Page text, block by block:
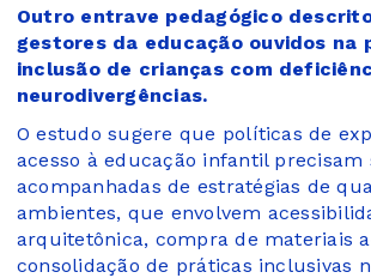
Outro entrave pedagógico
gestores da educação ouvidos na
inclusão de crianças com
neurodivergências.
O estudo sugere que políticas de
acesso à educação infantil precisam
acompanhadas de estratégias de
ambientes, que envolvem
arquitetônica, compra de materiais
consolidação de práticas inclusivas